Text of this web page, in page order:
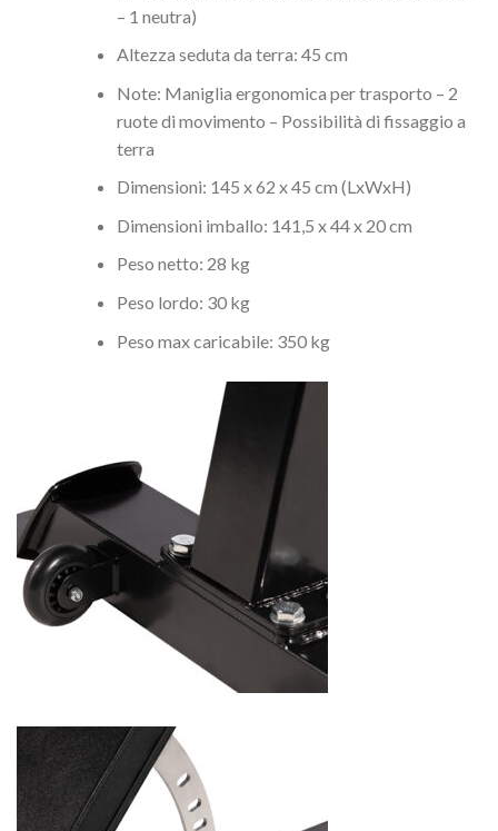
– 1 neutra)
Altezza seduta da terra: 45 cm
Note: Maniglia ergonomica per trasporto – 2
ruote di movimento – Possibilità di fissaggio a
terra
Dimensioni: 145 x 62 x 45 cm (LxWxH)
Dimensioni imballo: 141,5 x 44 x 20 cm
Peso netto: 28 kg
Peso lordo: 30 kg
Peso max caricabile: 350 kg